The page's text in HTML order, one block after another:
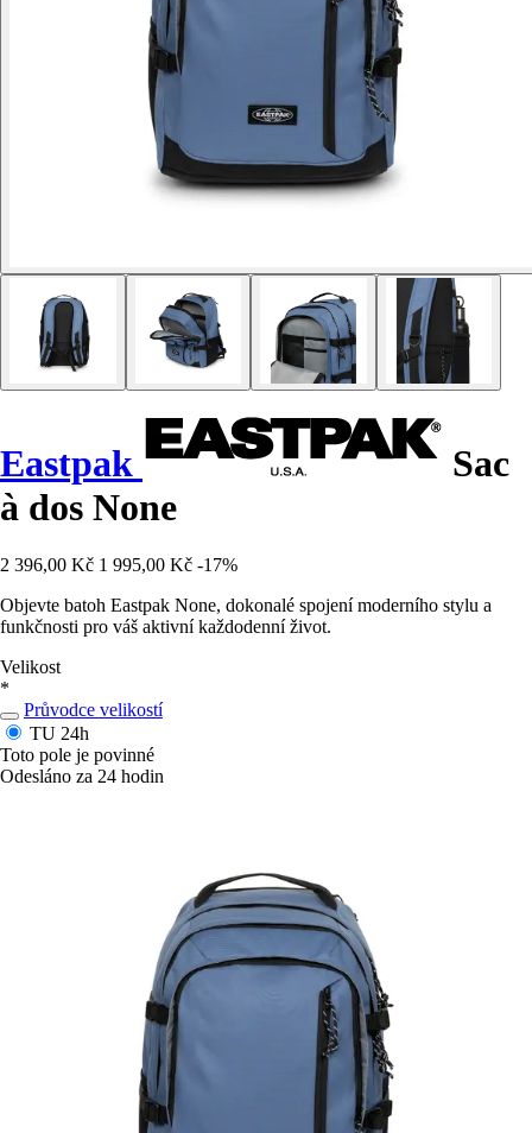
Eastpak
Sac
à dos None
2 396,00 Kč 1 995,00 Kč -17%
Objevte batoh Eastpak None, dokonalé spojení moderního stylu a
funkčnosti pro váš aktivní každodenní život.
Velikost
*
Průvodce velikostí
TU 24h
Toto pole je povinné
Odesláno za 24 hodin